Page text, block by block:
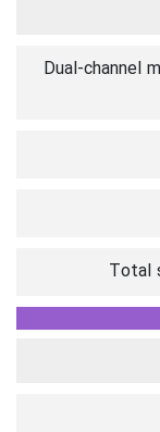
*Dual-channel
Total